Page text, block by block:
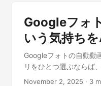
Googleフォ
いう気持ち
Googleフォトの自動動
リをひとつ選ぶならば
November 2, 2025 · 3